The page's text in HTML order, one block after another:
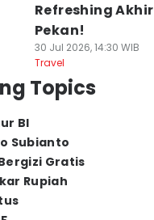
Refreshing Akhir
Pekan!
30 Jul 2026, 14:30 WIB
Travel
Topics
BI
Subianto
Gratis
Rupiah